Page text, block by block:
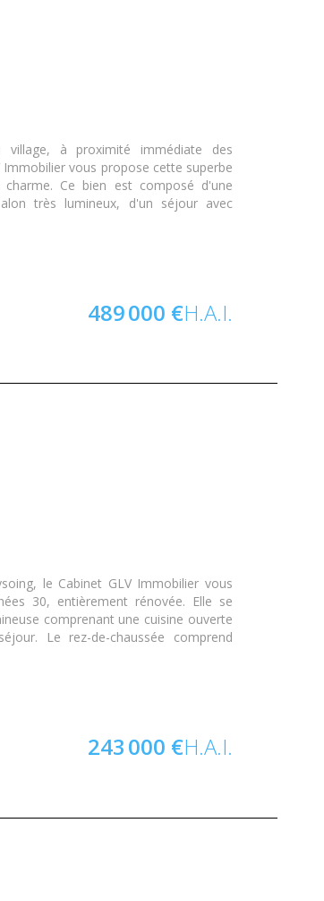
village, à proximité immédiate des
vous propose cette superbe
Ce bien est composé d'une
très lumineux, d'un séjour avec
489 000 €H.A.I.
le Cabinet GLV Immobilier vous
30, entièrement rénovée. Elle se
comprenant une cuisine ouverte
Le rez-de-chaussée comprend
243 000 €H.A.I.